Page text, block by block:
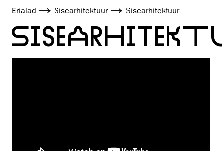
Erialad Sisearhitektuur Sisearhitektuur